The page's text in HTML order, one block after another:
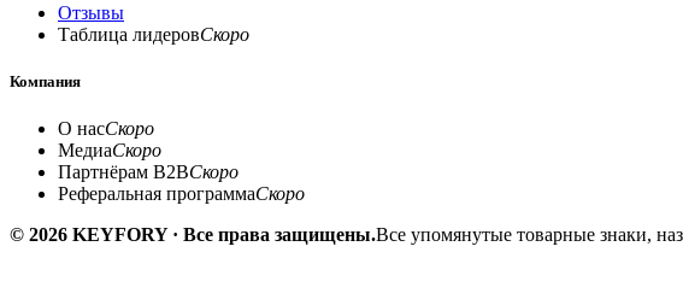
Отзывы
Таблица лидеровСкоро
Компания
О насСкоро
МедиаСкоро
Партнёрам B2BСкоро
Реферальная программаСкоро
© 2026 KEYFORY · Все права защищены.Все упомянутые товарные знаки,